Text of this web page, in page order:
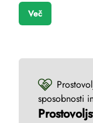
Več
sposobnosti